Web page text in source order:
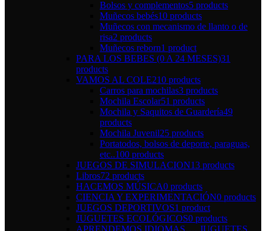
Bolsos y complementos5 products
Muñecos bebés10 products
Muñecos con mecanismo de llanto o de
risa2 products
Muñecos reborn1 product
PARA LOS BEBES (0 A 24 MESES)31
products
VAMOS AL COLE210 products
Carros para mochilas3 products
Mochila Escolar51 products
Mochila y Saquitos de Guardería49
products
Mochila Juvenil25 products
Portatodos, bolsos de deporte, paraguas,
etc..100 products
JUEGOS DE SIMULACION13 products
Libros72 products
HACEMOS MÚSICA0 products
CIENCIA Y EXPERIMENTACIÓN0 products
JUEGOS DEPORTIVOS1 product
JUGUETES ECOLÓGICOS0 products
APRENDEMOS IDIOMAS…. JUGUETES